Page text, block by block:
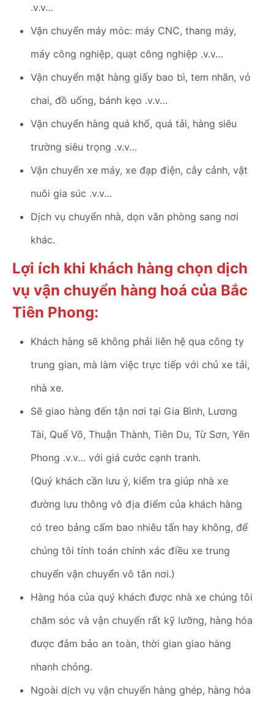
.v.v…
Vận chuyển máy móc: máy CNC, thang máy,
máy công nghiệp, quạt công nghiệp .v.v…
Vận chuyển mặt hàng giấy bao bì, tem nhãn, vỏ
chai, đồ uống, bánh kẹo .v.v…
Vận chuyển hàng quá khổ, quá tải, hàng siêu
trường siêu trọng .v.v…
Vận chuyển xe máy, xe đạp điện, cây cảnh, vật
nuôi gia súc .v.v…
Dịch vụ chuyển nhà, dọn văn phòng sang nơi
khác.
Lợi ích khi khách hàng chọn dịch
vụ vận chuyển hàng hoá của Bắc
Tiên Phong:
Khách hàng sẽ không phải liên hệ qua công ty
trung gian, mà làm việc trực tiếp với chủ xe tải,
nhà xe.
Sẽ giao hàng đến tận nơi tại Gia Bình, Lương
Tài, Quế Võ, Thuận Thành, Tiên Du, Từ Sơn, Yên
Phong .v.v… với giá cước cạnh tranh.
(Quý khách cần lưu ý, kiểm tra giúp nhà xe
đường lưu thông vô địa điểm của khách hàng
có treo bảng cấm bao nhiêu tấn hay không, để
chúng tôi tính toán chính xác điều xe trung
chuyển vận chuyển vô tân nơi.)
Hàng hóa của quý khách được nhà xe chúng tôi
chăm sóc và vận chuyển rất kỹ lưỡng, hàng hóa
được đảm bảo an toàn, thời gian giao hàng
nhanh chóng.
Ngoài dịch vụ vận chuyển hàng ghép, hàng hóa